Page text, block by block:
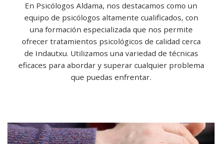
En Psicólogos Aldama, nos destacamos como un
equipo de psicólogos altamente cualificados, con
una formación especializada que nos permite
ofrecer tratamientos psicológicos de calidad cerca
de Indautxu. Utilizamos una variedad de técnicas
eficaces para abordar y superar cualquier problema
que puedas enfrentar.